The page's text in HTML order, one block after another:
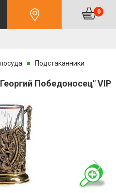
0
Подстаканники
Победоносец" VIP